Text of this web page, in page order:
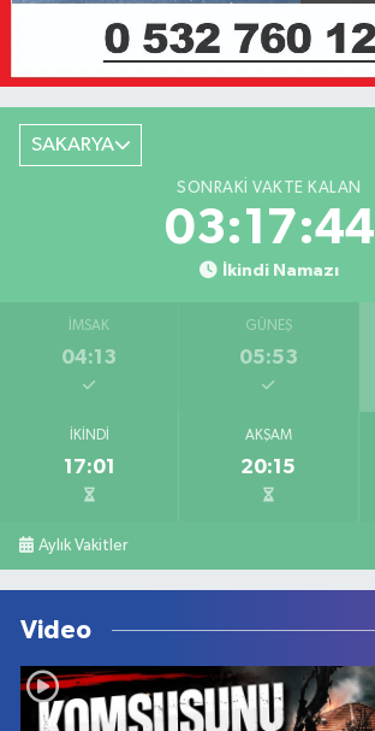
SAKARYA
SONRAKI VAKTE KALAN
03:17:44
İkindi Namazı
İMSAK
04:13
GÜNEŞ
05:53
İKINDI
17:01
AKŞAM
20:15
Aylık Vakitler
Video